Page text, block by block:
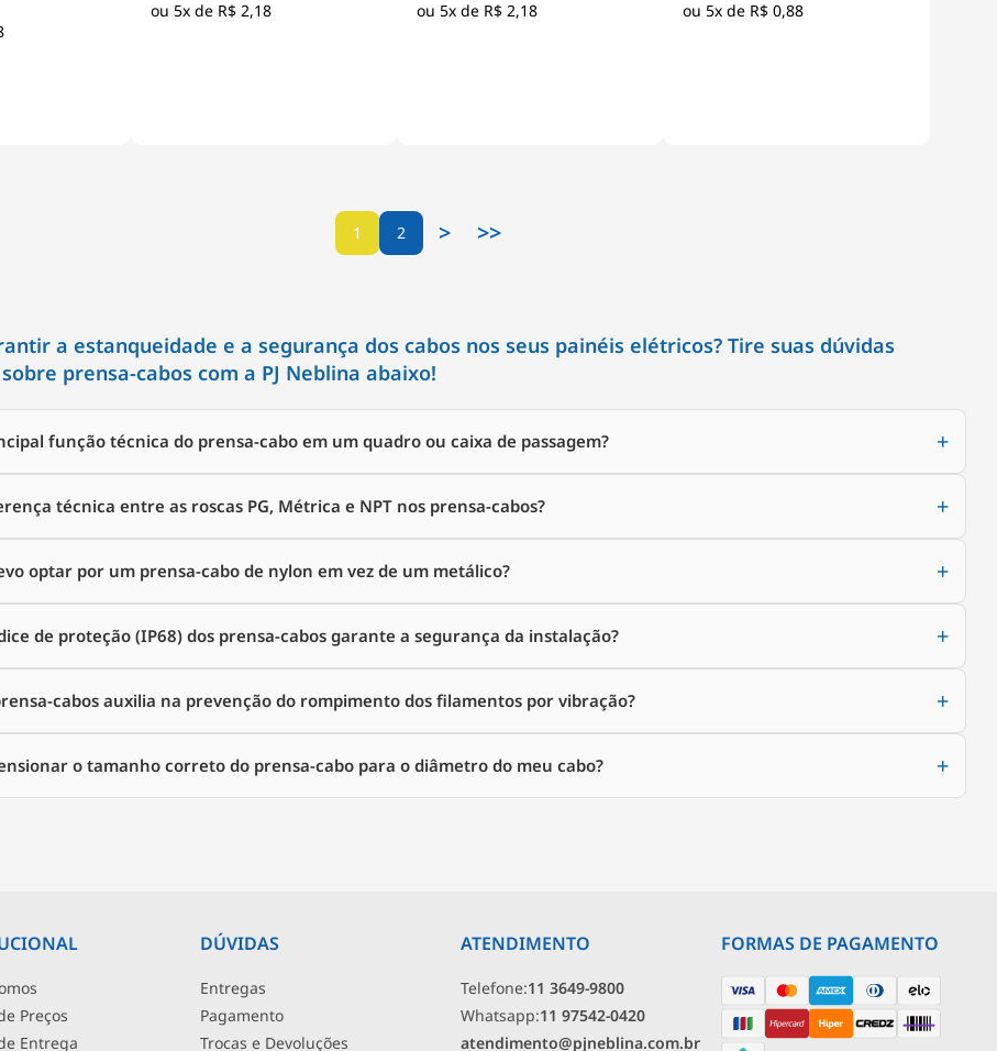
5x de R$ 2,18 5x de R$ 2,18 5x de R$ 0,88
1 2 > >>
a estanqueidade e a segurança dos cabos nos seus painéis elétricos? Tire suas dúvidas
prensa-cabos com a PJ Neblina abaixo!
função técnica do prensa-cabo em um quadro ou caixa de passagem?
técnica entre as roscas PG, Métrica e NPT nos prensa-cabos?
optar por um prensa-cabo de nylon em vez de um metálico?
de proteção (IP68) dos prensa-cabos garante a segurança da instalação?
cabos auxilia na prevenção do rompimento dos filamentos por vibração?
o tamanho correto do prensa-cabo para o diâmetro do meu cabo?
Preços
Entrega
DÚVIDAS
Entregas
Pagamento
Trocas e Devoluções
ATENDIMENTO
Telefone:11 3649-9800
Whatsapp:11 97542-0420
atendimento@pjneblina.com.br
FORMAS DE PAGAMENTO